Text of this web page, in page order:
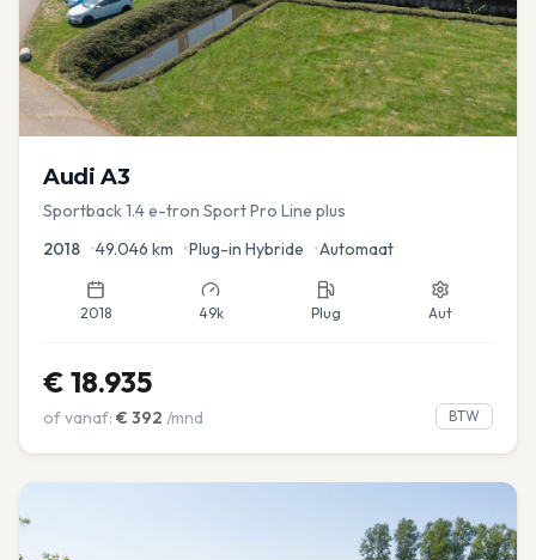
Audi A3
Sportback 1.4 e-tron Sport Pro Line plus
2018 •49.046 km •Plug-in Hybride •Automaat
2018 49k Plug Aut
€ 18.935
of vanaf: € 392 /mnd BTW